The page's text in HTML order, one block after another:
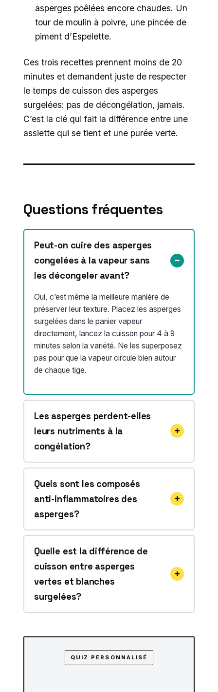
asperges poêlées encore chaudes. Un
tour de moulin à poivre, une pincée de
piment d’Espelette.
Ces trois recettes prennent moins de 20
minutes et demandent juste de respecter
le temps de cuisson des asperges
surgelées: pas de décongélation, jamais.
C’est la clé qui fait la différence entre une
assiette qui se tient et une purée verte.
Questions fréquentes
Peut-on cuire des asperges
congelées à la vapeur sans
les décongeler avant?
Oui, c’est même la meilleure manière de
préserver leur texture. Placez les asperges
surgelées dans le panier vapeur
directement, lancez la cuisson pour 4 à 9
minutes selon la variété. Ne les superposez
pas pour que la vapeur circule bien autour
de chaque tige.
Les asperges perdent-elles
leurs nutriments à la
congélation?
Quels sont les composés
anti-inflammatoires des
asperges?
Quelle est la différence de
cuisson entre asperges
vertes et blanches
surgelées?
QUIZ PERSONNALISÉ